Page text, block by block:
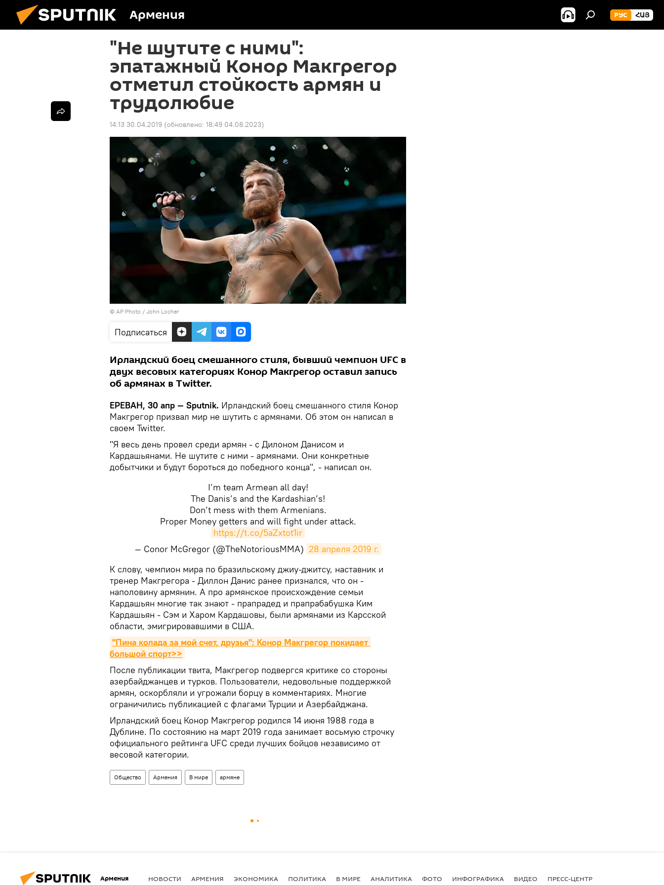
Армения РУС ՀԱՅ
"Не шутите с ними":
эпатажный Конор Макгрегор
отметил стойкость армян и
трудолюбие
14:13 30.04.2019 (обновлено: 18:49 04.08.2023)
© AP Photo / John Locher
Подписаться
Ирландский боец смешанного стиля, бывший чемпион UFC в
двух весовых категориях Конор Макгрегор оставил запись
об армянах в Twitter.
ЕРЕВАН, 30 апр — Sputnik. Ирландский боец смешанного стиля Конор
Макгрегор призвал мир не шутить с армянами. Об этом он написал в
своем Twitter.
"Я весь день провел среди армян - с Дилоном Данисом и
Кардашьянами. Не шутите с ними - армянами. Они конкретные
добытчики и будут бороться до победного конца", - написал он.
I’m team Armean all day!
The Danis’s and the Kardashian’s!
Don’t mess with them Armenians.
Proper Money getters and will fight under attack.
https://t.co/5aZxtot1ir
— Conor McGregor (@TheNotoriousMMA) 28 апреля 2019 г.
К слову, чемпион мира по бразильскому джиу-джитсу, наставник и
тренер Макгрегора - Диллон Данис ранее признался, что он -
наполовину армянин. А про армянское происхождение семьи
Кардашьян многие так знают - прапрадед и прапрабабушка Ким
Кардашьян - Сэм и Харом Кардашовы, были армянами из Карсской
области, эмигрировавшими в США.
"Пина колада за мой счет, друзья": Конор Макгрегор покидает
большой спорт>>
После публикации твита, Макгрегор подвергся критике со стороны
азербайджанцев и турков. Пользователи, недовольные поддержкой
армян, оскорбляли и угрожали борцу в комментариях. Многие
ограничились публикацией с флагами Турции и Азербайджана.
Ирландский боец Конор Макгрегор родился 14 июня 1988 года в
Дублине. По состоянию на март 2019 года занимает восьмую строчку
официального рейтинга UFC среди лучших бойцов независимо от
весовой категории.
Общество Армения В мире армяне
Армения НОВОСТИ АРМЕНИЯ ЭКОНОМИКА ПОЛИТИКА В МИРЕ АНАЛИТИКА ФОТО ИНФОГРАФИКА ВИДЕО ПРЕСС-ЦЕНТР